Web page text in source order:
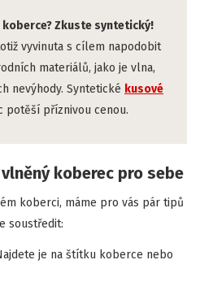
koberce? Zkuste syntetický!
vyvinuta s cílem napodobit
materiálů, jako je vlna,
nevýhody. Syntetické kusové
potěší příznivou cenou.
koberec pro sebe
koberci, máme pro vás pár tipů
soustředit:
je na štítku koberce nebo